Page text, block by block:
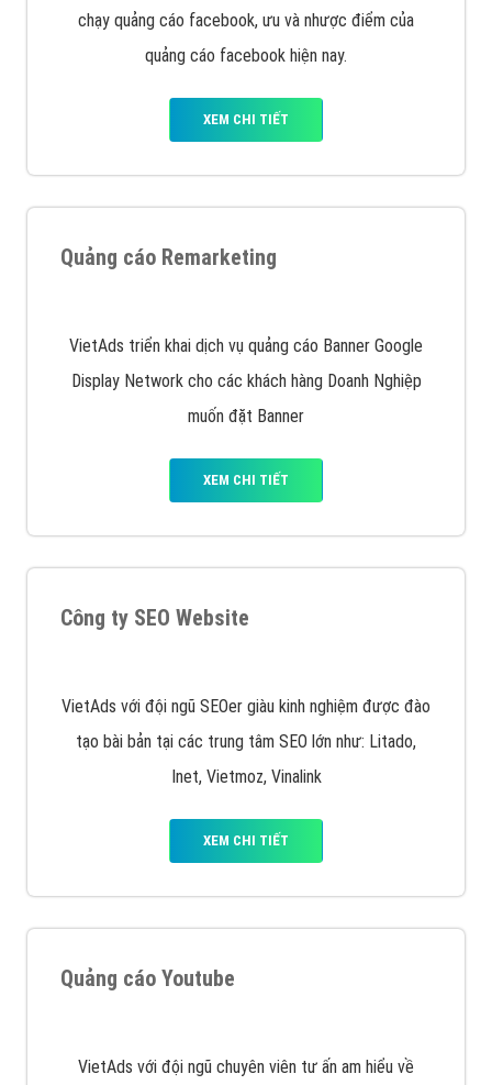
chạy quảng cáo facebook, ưu và nhược điểm của
quảng cáo facebook hiện nay.
XEM CHI TIẾT
Quảng cáo Remarketing
VietAds triển khai dịch vụ quảng cáo Banner Google
Display Network cho các khách hàng Doanh Nghiệp
muốn đặt Banner
XEM CHI TIẾT
Công ty SEO Website
VietAds với đội ngũ SEOer giàu kinh nghiệm được đào
tạo bài bản tại các trung tâm SEO lớn như: Litado,
Inet, Vietmoz, Vinalink
XEM CHI TIẾT
Quảng cáo Youtube
VietAds với đội ngũ chuyên viên tư ấn am hiểu về